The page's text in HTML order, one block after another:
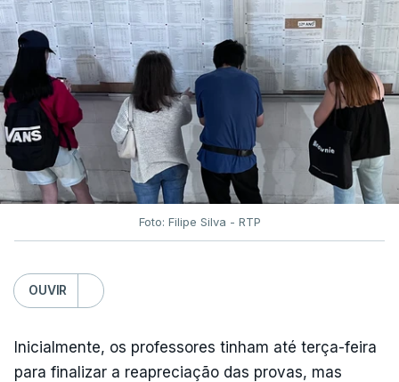
Foto: Filipe Silva - RTP
OUVIR
Inicialmente, os professores tinham até terça-feira
para finalizar a reapreciação das provas, mas